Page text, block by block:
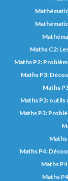
Maths C2:
Maths P2:
Maths P3:
Maths
Maths P3: outils
Maths P3:
Maths P4:
Maths
Maths